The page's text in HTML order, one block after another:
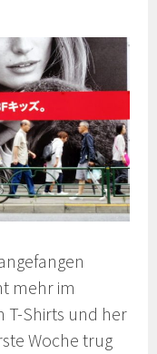
mehr im
T-Shirts und her
Woche trug